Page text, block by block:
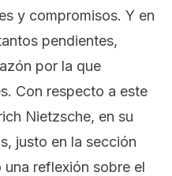
y compromisos. Y en
pendientes,
por la que
Con respecto a este
Nietzsche, en su
, justo en la sección
una reflexión sobre el